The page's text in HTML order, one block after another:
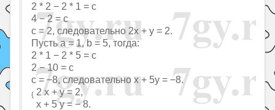
2 * 2 − 2 * 1 = c
4 − 2 = с
с = 2, следовательно 2x + y = 2.
Пусть a = 1, b = 5, тогда:
2 * 1 − 2 * 5 = c
2 − 10 = с
с = −8, следовательно x + 5y = −8.
{ 2 x + y = 2,
x + 5 y = − 8.